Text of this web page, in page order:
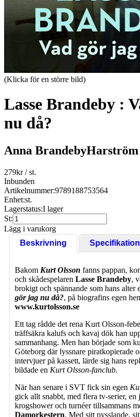
(Klicka för en större bild)
Lasse Brandeby :
nu då?
Anna BrandebyHarström
279kr/ st.
Inbunden
Artikelnummer:9789188753564
Enhet:st.
Lagerstatus:I lager
St:
Lägg i varukorg
Beskrivning
Bakom Kurt Olsson fanns pappan,
och skådespelaren Lasse Brandeby,
brokigt och spännande som hans alter
gör jag nu då?, på biografins egen
www.kurtolsson.se
Ett tag rådde det rena Kurt Olsson-
träffsäkra kalufs och kavaj dök han
sammanhang. Men han började som
Göteborg där lyssnare piratkopierade
intervjuer på kassett, lärde sig hans
bildade en Kurt Olsson-fanclub.
När han senare i SVT fick sin egen
gick allt snabbt, med flera tv-serier, en
krogshower och turnéer tillsammans
Damorkestern. Med sitt pysslande,